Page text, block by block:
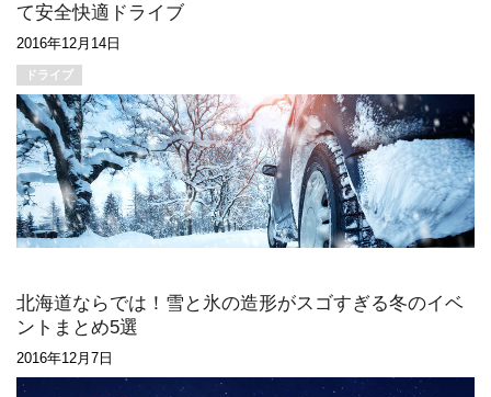
て安全快適ドライブ
2016年12月14日
ドライブ
北海道ならでは！雪と氷の造形がスゴすぎる冬のイベ
ントまとめ5選
2016年12月7日